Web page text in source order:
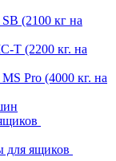
(2100 кг на
Т (2200 кг. на
Pro (4000 кг. на
для ящиков